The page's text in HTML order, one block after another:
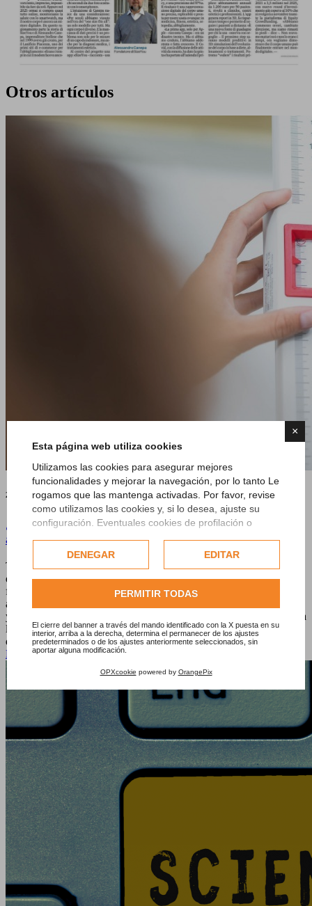
×
Esta página web utiliza cookies
Utilizamos las cookies para asegurar mejores
funcionalidades y mejorar la navegación, por lo tanto Le
rogamos que las mantenga activadas. Por favor, revise
como utilizamos las cookies y, si lo desea, ajuste su
configuración. Eventuales cookies de profilación o
consentimiento del usuario.
Consulte nuestra completa política de cookies.
DENEGAR EDITAR
PERMITIR TODAS
El cierre del banner a través del mando identificado con la X puesta en su
interior, arriba a la derecha, determina el permanecer de los ajustes
predeterminados o de los ajustes anteriormente seleccionados, sin
aportar alguna modificación.
OPXcookie powered by OrangePix
Otros artículos
25 June 2023
¿Para qué sirve la recogida de medidas
antropométricas?
Tanto si estás a dieta como si has empezado un curso de
entrenamiento, la toma de medidas tiene una importancia
fundamental para verificar tus progresos. Tomar medidas
antropométricas es importante no solo para los sectores del bienestar
y médico-sanitario, sino que también es un aspecto fundamental para
la ropa de trabajo, para la moda o, por ejemplo, también para
deportes como el ciclismo.
Leer más